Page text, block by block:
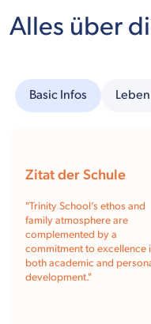
Alles über
Basic Infos
Zitat der Schule
"Trinity School’s ethos and
family atmosphere are
complemented by a
commitment to excellence
both academic and
development."